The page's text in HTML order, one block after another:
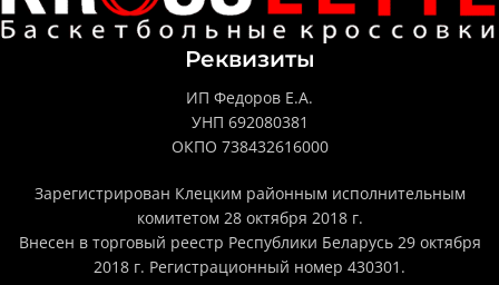
Реквизиты
ИП Федоров Е.А.
УНП 692080381
ОКПО 738432616000
Зарегистрирован Клецким районным исполнительным
комитетом 28 октября 2018 г.
Внесен в торговый реестр Республики Беларусь 29 октября
2018 г. Регистрационный номер 430301.